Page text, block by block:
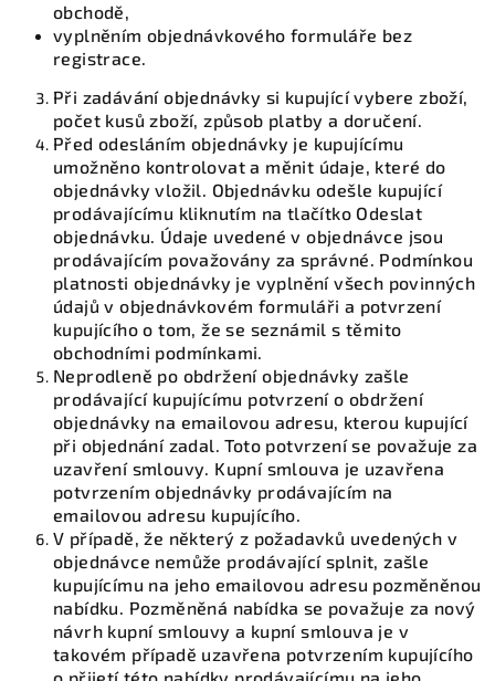
obchodě,
vyplněním objednávkového formuláře bez
registrace.
Při zadávání objednávky si kupující vybere zboží,
počet kusů zboží, způsob platby a doručení.
Před odesláním objednávky je kupujícímu
umožněno kontrolovat a měnit údaje, které do
objednávky vložil. Objednávku odešle kupující
prodávajícímu kliknutím na tlačítko Odeslat
objednávku. Údaje uvedené v objednávce jsou
prodávajícím považovány za správné. Podmínkou
platnosti objednávky je vyplnění všech povinných
údajů v objednávkovém formuláři a potvrzení
kupujícího o tom, že se seznámil s těmito
obchodními podmínkami.
Neprodleně po obdržení objednávky zašle
prodávající kupujícímu potvrzení o obdržení
objednávky na emailovou adresu, kterou kupující
při objednání zadal. Toto potvrzení se považuje za
uzavření smlouvy. Kupní smlouva je uzavřena
potvrzením objednávky prodávajícím na
emailovou adresu kupujícího.
V případě, že některý z požadavků uvedených v
objednávce nemůže prodávající splnit, zašle
kupujícímu na jeho emailovou adresu pozměněnou
nabídku. Pozměněná nabídka se považuje za nový
návrh kupní smlouvy a kupní smlouva je v
takovém případě uzavřena potvrzením kupujícího